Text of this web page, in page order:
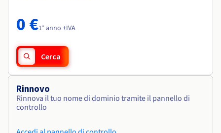
0 €1° anno +IVA
Cerca
Rinnovo
Rinnova il tuo nome di dominio tramite il pannello di
controllo